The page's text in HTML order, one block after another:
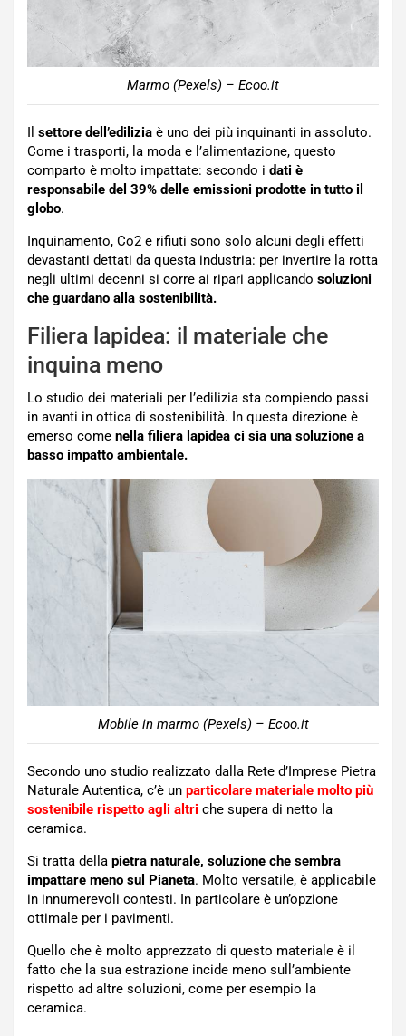
Marmo (Pexels) – Ecoo.it
Il settore dell’edilizia è uno dei più inquinanti in assoluto.
Come i trasporti, la moda e l’alimentazione, questo
comparto è molto impattate: secondo i dati è
responsabile del 39% delle emissioni prodotte in tutto il
globo.
Inquinamento, Co2 e rifiuti sono solo alcuni degli effetti
devastanti dettati da questa industria: per invertire la rotta
negli ultimi decenni si corre ai ripari applicando soluzioni
che guardano alla sostenibilità.
Filiera lapidea: il materiale che
inquina meno
Lo studio dei materiali per l’edilizia sta compiendo passi
in avanti in ottica di sostenibilità. In questa direzione è
emerso come nella filiera lapidea ci sia una soluzione a
basso impatto ambientale.
Mobile in marmo (Pexels) – Ecoo.it
Secondo uno studio realizzato dalla Rete d’Imprese Pietra
Naturale Autentica, c’è un particolare materiale molto più
sostenibile rispetto agli altri che supera di netto la
ceramica.
Si tratta della pietra naturale, soluzione che sembra
impattare meno sul Pianeta. Molto versatile, è applicabile
in innumerevoli contesti. In particolare è un’opzione
ottimale per i pavimenti.
Quello che è molto apprezzato di questo materiale è il
fatto che la sua estrazione incide meno sull’ambiente
rispetto ad altre soluzioni, come per esempio la
ceramica.